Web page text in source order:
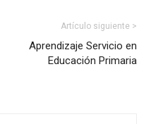
Artículo siguiente >
Aprendizaje Servicio en
Educación Primaria